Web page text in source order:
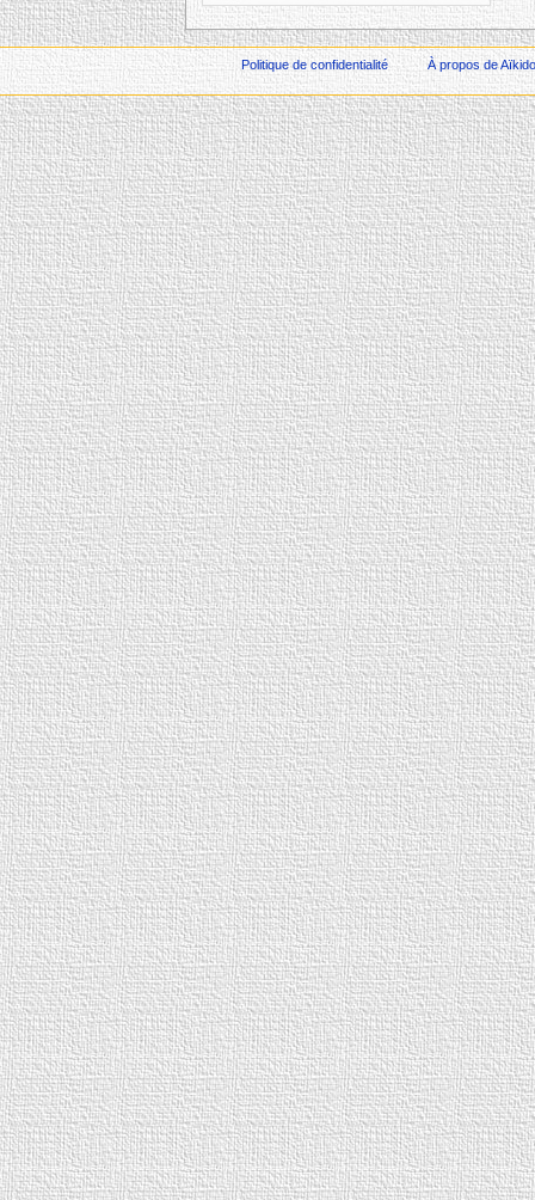
Politique de confidentialité À propos de